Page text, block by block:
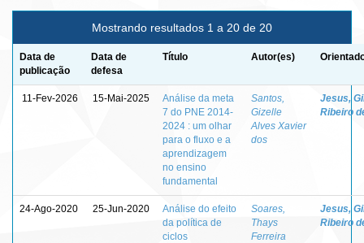
Mostrando resultados 1 a 20 de 20
Data de
publicação
Data de
defesa
Título Autor(es)
11-Fev-2026 15-Mai-2025
Análise da meta
7 do PNE 2014-
2024 : um olhar
para o fluxo e a
aprendizagem
no ensino
fundamental
Santos,
Gizelle
Alves Xavier
dos
Jesus,
Ribeiro
24-Ago-2020 25-Jun-2020
Análise do efeito
da política de
ciclos
Soares,
Thays
Ferreira
Jesus,
Ribeiro